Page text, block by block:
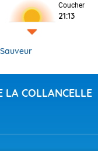
Pour la
Tendance
Coucher
21:13
Sauveur
LA COLLANCELLE
Voici les
: 18/23 Paris
Clermont-
Lille : 19/24
Cet après-
Risque
Sur le Sud-